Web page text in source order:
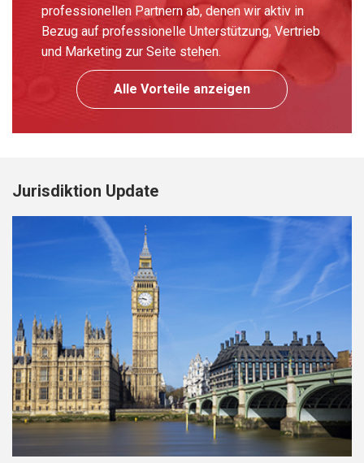
professionellen Partnern ab, denen wir aktiv in
Bezug auf professionelle Unterstützung, Vertrieb
und Marketing zur Seite stehen.
Alle Vorteile anzeigen
Jurisdiktion Update